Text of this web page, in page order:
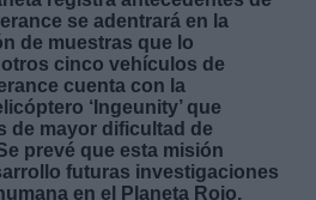
se adentrará en la
de muestras que lo
cinco vehículos de
cuenta con la
‘Ingeunity’ que
de mayor dificultad de
prevé que esta misión
futuras investigaciones
en el Planeta Rojo.